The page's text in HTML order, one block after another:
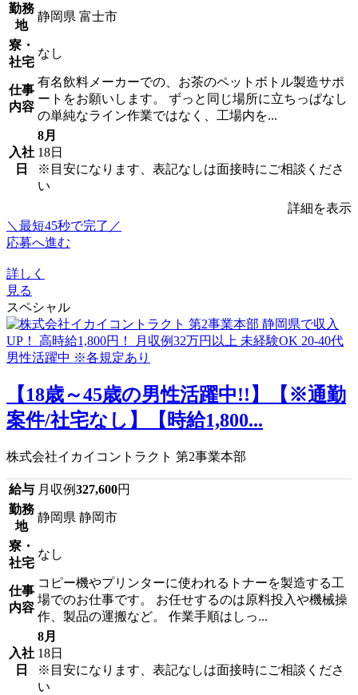
勤務
地
静岡県 富士市
寮・
社宅
なし
仕事
内容
有名飲料メーカーでの、お茶のペットボトル製造サポ
ートをお願いします。 ずっと同じ場所に立ちっぱなし
の単純なライン作業ではなく、工場内を...
入社
日
8月
18日
※目安になります、表記なしは面接時にご相談くださ
い
詳細を表示
＼最短45秒で完了／
応募へ進む
詳しく
見る
スペシャル
【18歳～45歳の男性活躍中!!】【※通勤
案件/社宅なし】【時給1,800...
株式会社イカイコントラクト 第2事業本部
給与 月収例327,600円
勤務
地
静岡県 静岡市
寮・
社宅
なし
仕事
内容
コピー機やプリンターに使われるトナーを製造する工
場でのお仕事です。 お任せするのは原料投入や機械操
作、製品の運搬など。 作業手順はしっ...
入社
日
8月
18日
※目安になります、表記なしは面接時にご相談くださ
い